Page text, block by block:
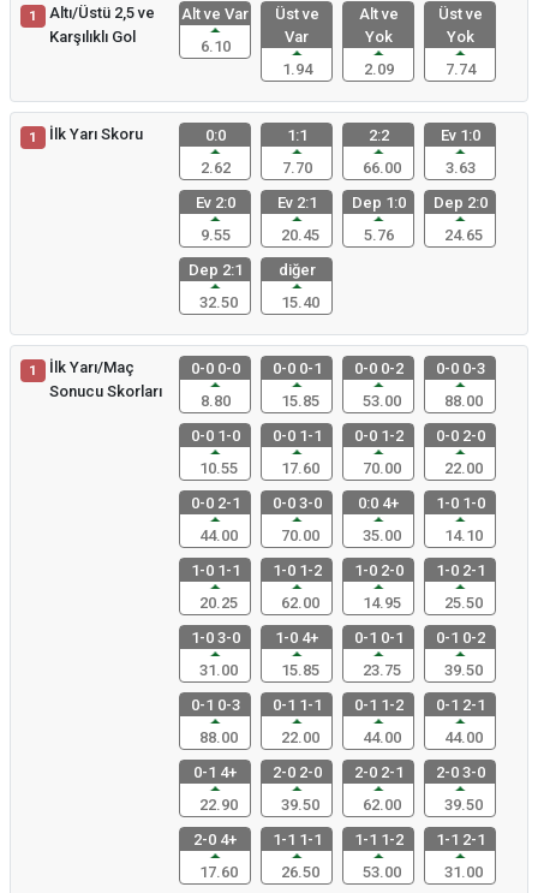
1
Altı/Üstü 2,5 ve
Karşılıklı Gol
Alt ve Var
6.10
Üst ve
Var
1.94
Alt ve
Yok
2.09
Üst ve
Yok
7.74
1 İlk Yarı Skoru
0:0
2.62
1:1
7.70
2:2
66.00
Ev 1:0
3.63
Ev 2:0
9.55
Ev 2:1
20.45
Dep 1:0
5.76
Dep 2:0
24.65
Dep 2:1
32.50
diğer
15.40
1
İlk Yarı/Maç
Sonucu Skorları
0-0 0-0
8.80
0-0 0-1
15.85
0-0 0-2
53.00
0-0 0-3
88.00
0-0 1-0
10.55
0-0 1-1
17.60
0-0 1-2
70.00
0-0 2-0
22.00
0-0 2-1
44.00
0-0 3-0
70.00
0:0 4+
35.00
1-0 1-0
14.10
1-0 1-1
20.25
1-0 1-2
62.00
1-0 2-0
14.95
1-0 2-1
25.50
1-0 3-0
31.00
1-0 4+
15.85
0-1 0-1
23.75
0-1 0-2
39.50
0-1 0-3
88.00
0-1 1-1
22.00
0-1 1-2
44.00
0-1 2-1
44.00
0-1 4+
22.90
2-0 2-0
39.50
2-0 2-1
62.00
2-0 3-0
39.50
2-0 4+
17.60
1-1 1-1
26.50
1-1 1-2
53.00
1-1 2-1
31.00